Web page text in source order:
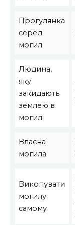
Прогулянка
серед
могил
Людина,
яку
закидають
землею в
могилі
Власна
могила
Викопувати
могилу
самому